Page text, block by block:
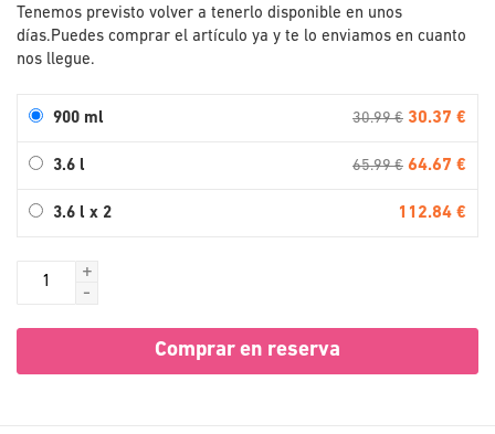
Tenemos previsto volver a tenerlo disponible en unos
días. Puedes comprar el artículo ya y te lo enviamos en cuanto
nos llegue.
900 ml 30.99 € 30.37 €
3.6 l 65.99 € 64.67 €
3.6 l x 2 112.84 €
+
-
Comprar en reserva